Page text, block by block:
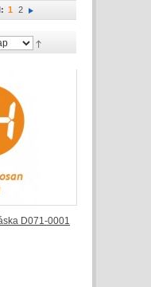
1 2
D071-0001